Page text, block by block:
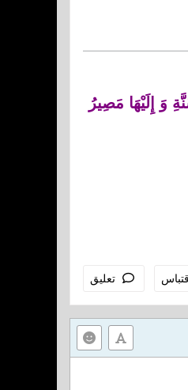
وَ إِلَيْهَا مَصِيرُ
تعليق